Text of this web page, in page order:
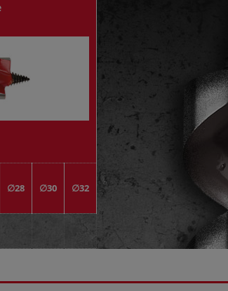
∅28 ∅30 ∅32